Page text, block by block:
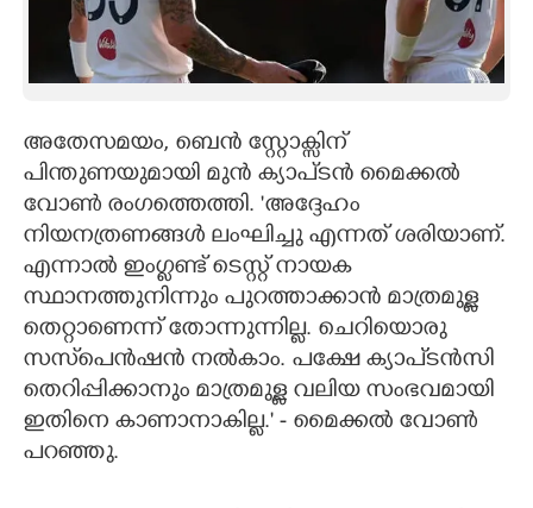
അതേസമയം, ബെൻ സ്റ്റോക്സിന്
പിന്തുണയുമായി മുൻ ക്യാപ്‌ടൻ മൈക്കൽ
വോൺ രംഗത്തെത്തി. 'അദ്ദേഹം
നിയനത്രണങ്ങൾ ലംഘിച്ചു എന്നത് ശരിയാണ്.
എന്നാൽ ഇംഗ്ലണ്ട് ടെസ്റ്റ് നായക
സ്ഥാനത്തുനിന്നും പുറത്താക്കാൻ മാത്രമുള്ള
തെറ്റാണെന്ന് തോന്നുന്നില്ല. ചെറിയൊരു
സസ്‌പെൻഷൻ നൽകാം. പക്ഷേ ക്യാപ്ടൻസി
തെറിപ്പിക്കാനും മാത്രമുള്ള വലിയ സംഭവമായി
ഇതിനെ കാണാനാകില്ല.' - മൈക്കൽ വോൺ
പറഞ്ഞു.